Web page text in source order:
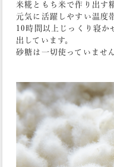
米糀ともち米で作り出す
元気に活躍しやすい温度
10時間以上じっくり寝か
出しています。
砂糖は一切使っていませ